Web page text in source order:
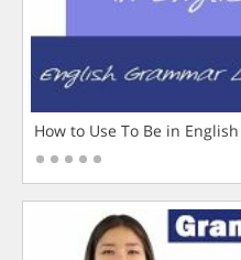
How to Use To Be in